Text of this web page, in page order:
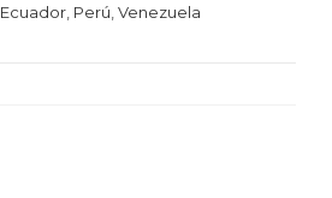
Ecuador Perú Venezuela